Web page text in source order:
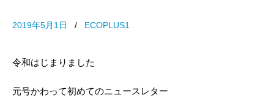
2019年5月1日 / ECOPLUS1
令和はじまりました
元号かわって初めてのニュースレター